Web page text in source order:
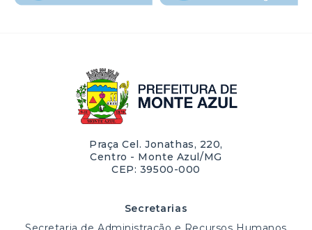
Praça Cel. Jonathas, 220,
Centro - Monte Azul/MG
CEP: 39500-000
Secretarias